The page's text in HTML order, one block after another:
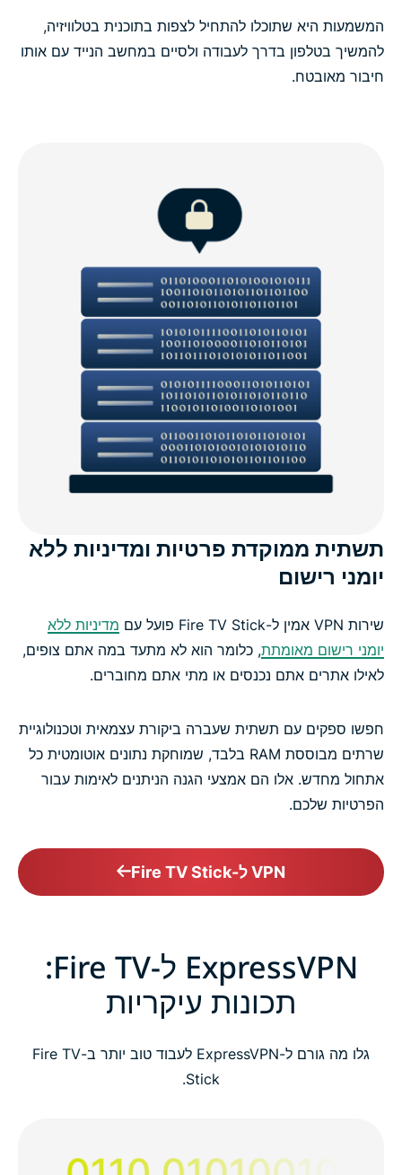
המשמעות היא שתוכלו להתחיל לצפות בתוכנית בטלוויזיה,
להמשיך בטלפון בדרך לעבודה ולסיים במחשב הנייד עם אותו
חיבור מאובטח.
תשתית ממוקדת פרטיות ומדיניות ללא
יומני רישום
שירות VPN אמין ל-Fire TV Stick פועל עם
מדיניות ללא
יומני רישום מאומתת, כלומר הוא לא מתעד במה אתם צופים,
לאילו אתרים אתם נכנסים או מתי אתם מחוברים.
חפשו ספקים עם תשתית שעברה ביקורת עצמאית וטכנולוגיית
שרתים מבוססת RAM בלבד, שמוחקת נתונים אוטומטית כל
אתחול מחדש. אלו הם אמצעי הגנה הניתנים לאימות עבור
הפרטיות שלכם.
VPN ל-Fire TV Stick
ExpressVPN ל-Fire TV:
תכונות עיקריות
גלו מה גורם ל-ExpressVPN לעבוד טוב יותר ב-Fire TV
Stick.